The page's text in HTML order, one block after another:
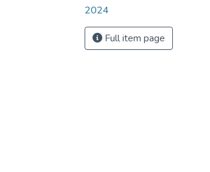
2024
Full item page